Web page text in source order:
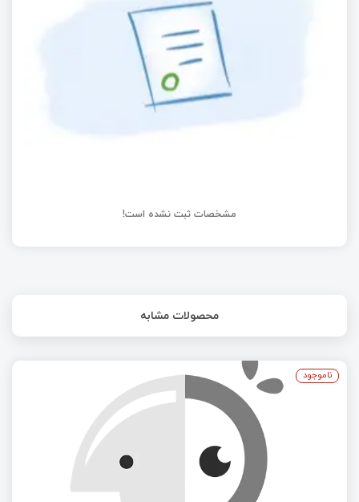
ابزارهای لازم برای ساختن همه چیز (بخش هفتم)
امبدد لینوکس : Kernel linux (بخش سوم)
مشخصات ثبت نشده است!
محصولات مشابه
ناموجود